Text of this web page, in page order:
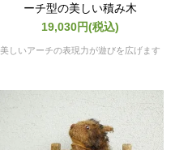
ーチ型の美しい積み木
19,030円(税込)
美しいアーチの表現力が遊びを広げます